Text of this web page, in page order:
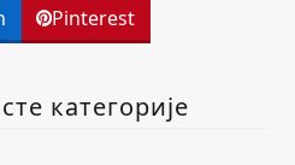
Pinterest
категорије